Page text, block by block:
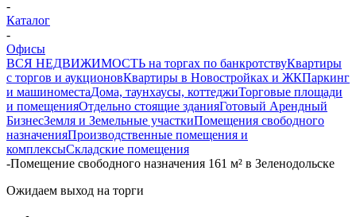
-
Каталог
-
Офисы
ВСЯ НЕДВИЖИМОСТЬ на торгах по банкротствуКвартиры
с торгов и аукционовКвартиры в Новостройках и ЖКПаркинг
и машиноместаДома, таунхаусы, коттеджиТорговые площади
и помещенияОтдельно стоящие зданияГотовый Арендный
БизнесЗемля и Земельные участкиПомещения свободного
назначенияПроизводственные помещения и
комплексыСкладские помещения
-Помещение свободного назначения 161 м² в Зеленодольске
Ожидаем выход на торги